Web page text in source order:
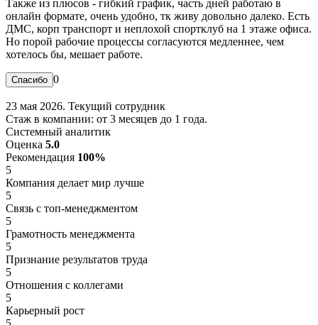
Также из плюсов - гибкий график, часть дней работаю в
онлайн формате, очень удобно, тк живу довольно далеко. Есть
ДМС, корп транспорт и неплохой спортклуб на 1 этаже офиса.
Но порой рабочие процессы согласуются медленнее, чем
хотелось бы, мешает работе.
0
23 мая 2026. Текущий сотрудник
Стаж в компании: от 3 месяцев до 1 года.
Системный аналитик
Оценка 5.0
Рекомендация 100%
5
Компания делает мир лучше
5
Связь с топ-менеджментом
5
Грамотность менеджмента
5
Признание результатов труда
5
Отношения с коллегами
5
Карьерный рост